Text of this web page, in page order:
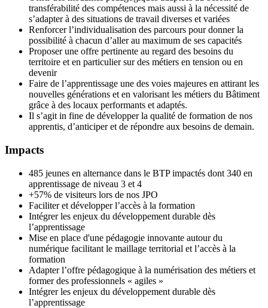
transférabilité des compétences mais aussi à la nécessité de
s’adapter à des situations de travail diverses et variées
Renforcer l’individualisation des parcours pour donner la
possibilité à chacun d’aller au maximum de ses capacités
Proposer une offre pertinente au regard des besoins du
territoire et en particulier sur des métiers en tension ou en
devenir
Faire de l’apprentissage une des voies majeures en attirant les
nouvelles générations et en valorisant les métiers du Bâtiment
grâce à des locaux performants et adaptés.
Il s’agit in fine de développer la qualité de formation de nos
apprentis, d’anticiper et de répondre aux besoins de demain.
Impacts
485 jeunes en alternance dans le BTP impactés dont 340 en
apprentissage de niveau 3 et 4
+57% de visiteurs lors de nos JPO
Faciliter et développer l’accès à la formation
Intégrer les enjeux du développement durable dès
l’apprentissage
Mise en place d'une pédagogie innovante autour du
numérique facilitant le maillage territorial et l’accès à la
formation
Adapter l’offre pédagogique à la numérisation des métiers et
former des professionnels « agiles »
Intégrer les enjeux du développement durable dès
l’apprentissage